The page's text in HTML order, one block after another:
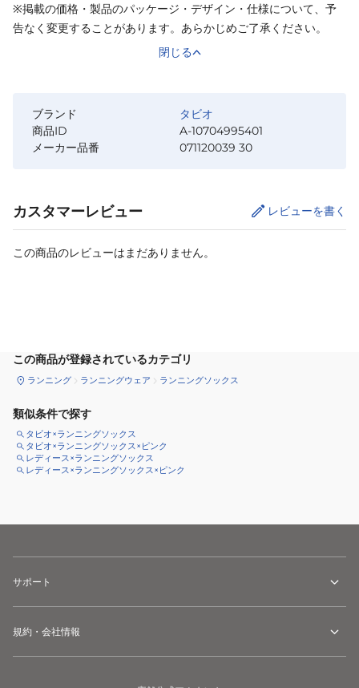
※掲載の価格・製品のパッケージ・デザイン・仕様について、予
告なく変更することがあります。あらかじめご了承ください。
閉じる
ブランド
タビオ
商品ID
A-10704995401
メーカー品番
071120039 30
カスタマーレビュー レビューを書く
この商品のレビューはまだありません。
この商品が登録されているカテゴリ
ランニング ランニングウェア ランニングソックス
類似条件で探す
タビオ×ランニングソックス
タビオ×ランニングソックス×ピンク
レディース×ランニングソックス
レディース×ランニングソックス×ピンク
サポート
規約・会社情報